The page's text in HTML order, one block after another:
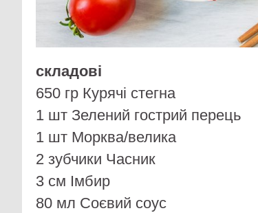
складові
650 гр Курячі стегна
1 шт Зелений гострий перець
1 шт Морква/велика
2 зубчики Часник
3 см Імбир
80 мл Соєвий соус